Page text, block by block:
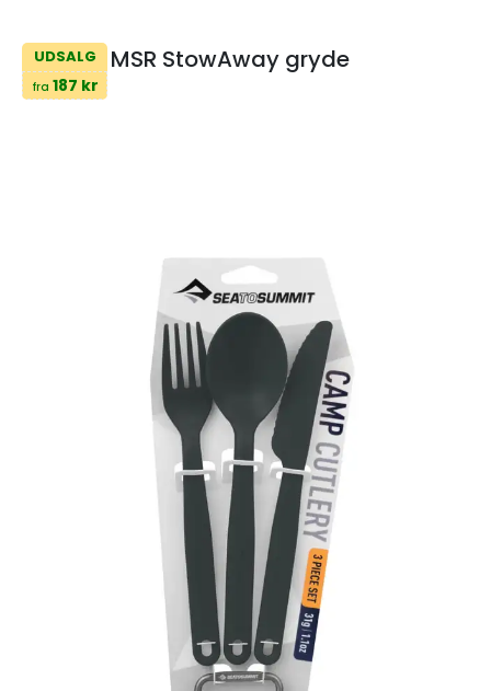
UDSALG
fra 187 kr
MSR StowAway gryde